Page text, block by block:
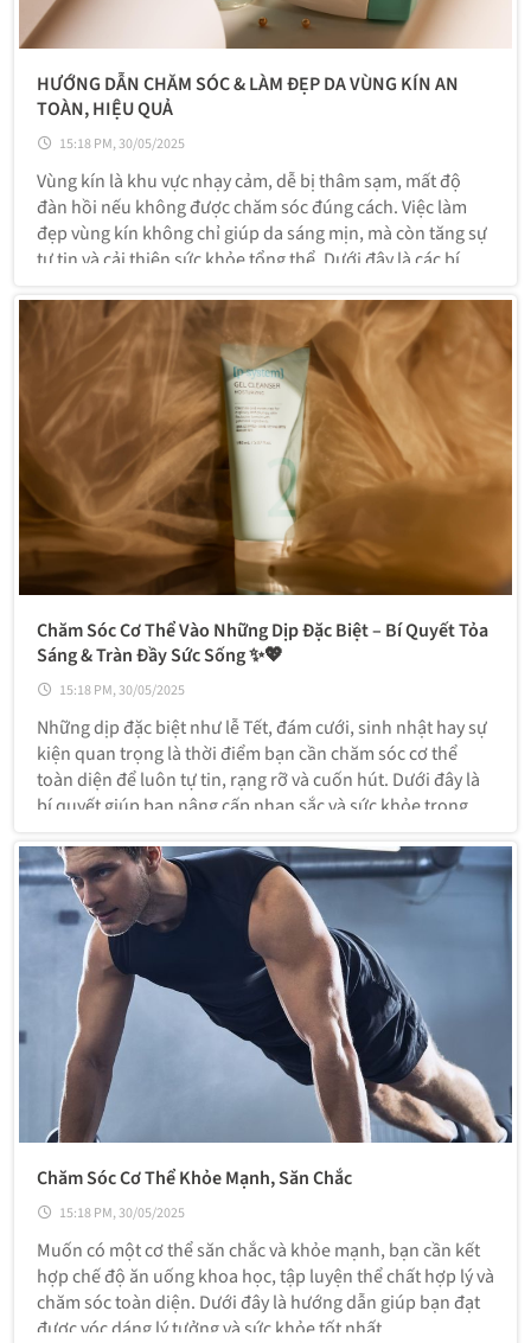
HƯỚNG DẪN CHĂM SÓC & LÀM ĐẸP DA VÙNG KÍN AN
TOÀN, HIỆU QUẢ
15:18 PM, 30/05/2025
Vùng kín là khu vực nhạy cảm, dễ bị thâm sạm, mất độ
đàn hồi nếu không được chăm sóc đúng cách. Việc làm
đẹp vùng kín không chỉ giúp da sáng mịn, mà còn tăng sự
tự tin và cải thiện sức khỏe tổng thể. Dưới đây là các bí
quả.
Chăm Sóc Cơ Thể Vào Những Dịp Đặc Biệt – Bí Quyết Tỏa
Sáng & Tràn Đầy Sức Sống ✨💖
15:18 PM, 30/05/2025
Những dịp đặc biệt như lễ Tết, đám cưới, sinh nhật hay sự
kiện quan trọng là thời điểm bạn cần chăm sóc cơ thể
toàn diện để luôn tự tin, rạng rỡ và cuốn hút. Dưới đây là
bí quyết giúp bạn nâng cấp nhan sắc và sức khỏe trong
Chăm Sóc Cơ Thể Khỏe Mạnh, Săn Chắc
15:18 PM, 30/05/2025
Muốn có một cơ thể săn chắc và khỏe mạnh, bạn cần kết
hợp chế độ ăn uống khoa học, tập luyện thể chất hợp lý và
chăm sóc toàn diện. Dưới đây là hướng dẫn giúp bạn đạt
được vóc dáng lý tưởng và sức khỏe tốt nhất.